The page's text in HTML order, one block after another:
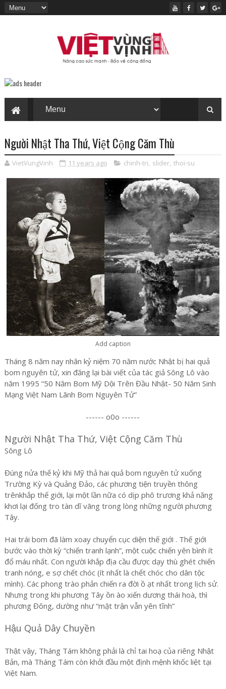
Người Nhật Tha Thứ, Việt Cộng Căm Thù
VietVungVinh 11 years ago chinh-tri, slider, thoi-su
Add caption
Tháng 8 năm nay nhân kỷ niệm 70 năm nước Nhật bị hai quả
bom nguyên tử, xin đăng lại bài viết của tác giả Sông Lô vào
năm 1995 “50 Năm Bom Mỹ Dội Trên Đầu Nhật- 50 Năm Sinh
Mạng Việt Nam Lãnh Bom Nguyên Tử”
------ o0o ------
Người Nhật Tha Thứ, Việt Cộng Căm Thù
Sông Lô
Đúng nửa thế kỷ khi Mỹ thả hai quả bom nguyên tử xuống
Trường Kỳ và Quảng Đảo, các phương tiện truyền thông
trênkhắp thế giới, lại một lần nữa có dịp phô trương khả năng
khơi lại đống tro tàn dĩ vãng trong lòng những người phương
Tây.
Hai trái bom đã làm xoay chuyển cục diện thế giới . Thế giới
bước vào thời kỳ “chiến tranh lạnh”, một cuộc chiến yên bình ít
đổ máu nhất. Con người khắp địa cầu được dạy thù ghét chiến
tranh nóng, e sợ chết chóc (ít nhất là chểt chóc cho dân tộc
mình). Các phong trào phản chiến ra đời ồ ạt nhất trong lịch sử.
Nhưng trong khi phương Tây ồn ào xiến dương thái hoà, thì
phương Đông, dường như “mặt trận vẫn yên tĩnh”
Hậu Quả Dây Chuyền
Thật vậy, Tháng Tám không phải là chỉ tai hoạ của riêng Nhật
Bản, mà Tháng Tám còn khởi đầu một định mệnh khốc liệt tại
Việt Nam.